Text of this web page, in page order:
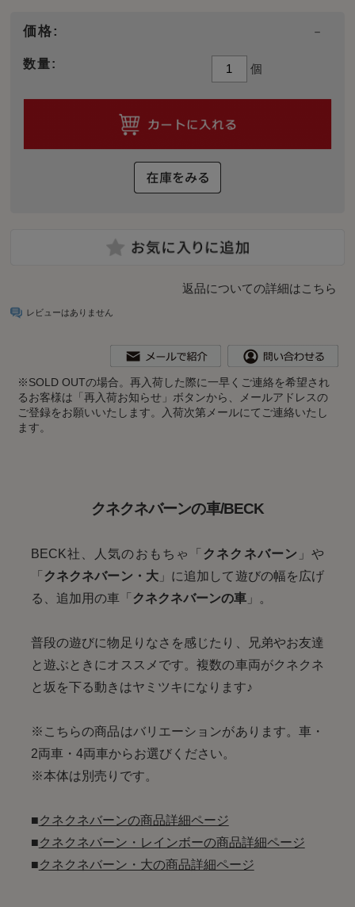
価格: －
数量: 個
返品についての詳細はこちら
レビューはありません
※SOLD OUTの場合。再入荷した際に一早くご連絡を希望され
るお客様は「再入荷お知らせ」ボタンから、メールアドレスの
ご登録をお願いいたします。入荷次第メールにてご連絡いたし
ます。
クネクネバーンの車/BECK
BECK社、人気のおもちゃ「 クネクネバーン 」や
「 クネクネバーン・大」に追加して遊びの幅を広げ
る、追加用の車「 クネクネバーンの車」。
普段の遊びに物足りなさを感じたり、兄弟やお友達
と遊ぶときにオススメです。複数の車両がクネクネ
と坂を下る動きはヤミツキになります♪
※こちらの商品はバリエーションがあります。車・
2両車・4両車からお選びください。
※本体は別売りです。
■クネクネバーンの商品詳細ページ
■クネクネバーン・レインボーの商品詳細ページ
■クネクネバーン・大の商品詳細ページ